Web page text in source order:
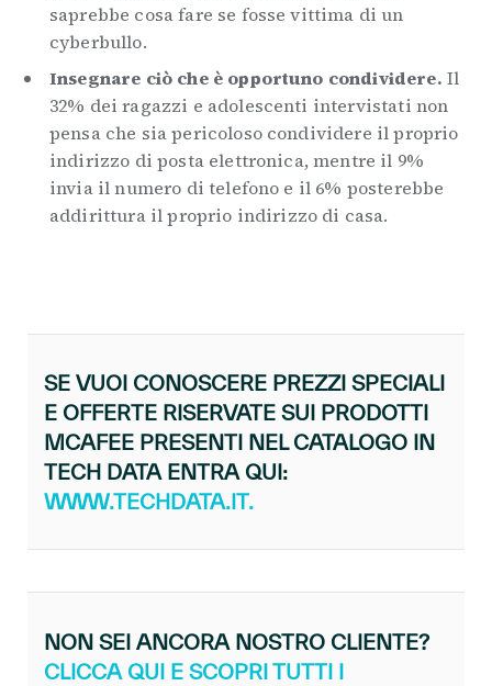
saprebbe cosa fare se fosse vittima di un
cyberbullo.
Insegnare ciò che è opportuno condividere. Il
32% dei ragazzi e adolescenti intervistati non
pensa che sia pericoloso condividere il proprio
indirizzo di posta elettronica, mentre il 9%
invia il numero di telefono e il 6% posterebbe
addirittura il proprio indirizzo di casa.
SE VUOI CONOSCERE PREZZI SPECIALI
E OFFERTE RISERVATE SUI PRODOTTI
MCAFEE PRESENTI NEL CATALOGO IN
TECH DATA ENTRA QUI:
WWW.TECHDATA.IT.
NON SEI ANCORA NOSTRO CLIENTE?
CLICCA QUI E SCOPRI TUTTI I